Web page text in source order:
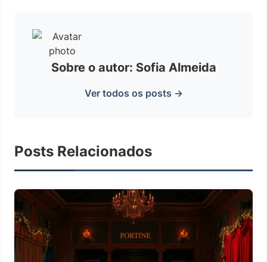
Sobre o autor: Sofia Almeida
Ver todos os posts →
Posts Relacionados